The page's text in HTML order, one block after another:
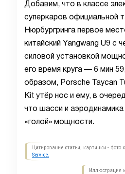
Добавим, что в классе
суперкаров официальной
Нюрбургринга первое
китайский Yangwang U9 с
силовой установкой
его время круга — 6 мин
образом, Porsche Taycan
Kit утёр нос и ему, в
что шасси и
«голой» мощности.
Цитирование статьи, картинки - фото
Service.
Иллюстрация